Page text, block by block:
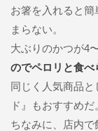
お箸を入れると
まらない。
大ぶりのかつが4
のでペロリと食べ
同じく人気商品
ド』もおすすめだ
ちなみに、店内で